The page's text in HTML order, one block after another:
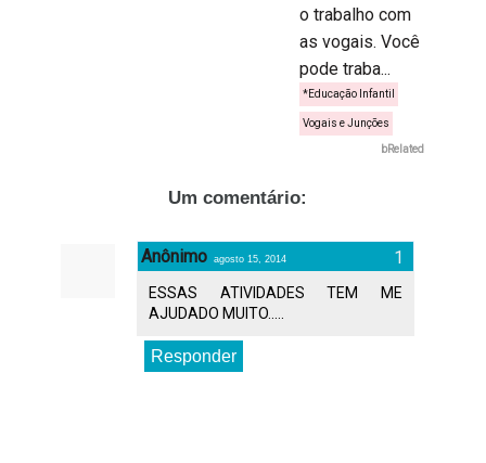
o trabalho com
as vogais. Você
pode traba...
*Educação Infantil
Vogais e Junções
bRelated
Um comentário:
Anônimo agosto 15, 2014
ESSAS ATIVIDADES TEM ME
AJUDADO MUITO.....
Responder